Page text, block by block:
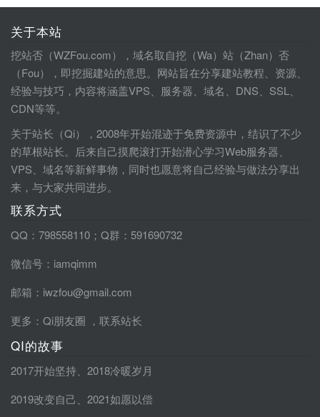
关于本站
挖站否（WZFou.com），域名取自挖（Wa）站（Zhan）否
（Fou），即挖掘建站的意思。网站旨在分享建站教程、资源、
经验与技巧，内容将涵盖VPS、服务器、域名、DNS、SSL、
CDN等等。
关于站长（Qi），2008年开始混迹于免费资源中，结识了不少
的草根站长。后来自己摸爬滚打开始潜心学习Web服务器、
VPS、域名等新鲜事物，同时也愿意将自己经验与做法分享出
来，与大家共同进步。
联系方式
QQ：798558110；Q群：591690732
微信号：iamqimm
邮箱：iwzfou@gmail.com
更多： Qi朋友圈 ， 联系站长
QI的故事
2017开始坚持
2018冷暖岁月
2019改变自己
2021如愿以偿